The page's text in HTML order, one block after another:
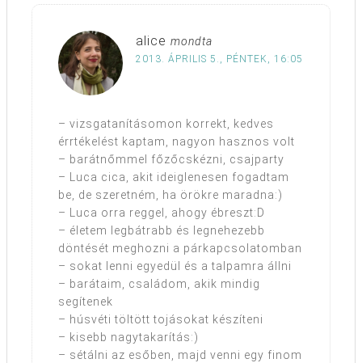
alice mondta
2013. ÁPRILIS 5., PÉNTEK, 16:05
– vizsgatanításomon korrekt, kedves
érrtékelést kaptam, nagyon hasznos volt
– barátnőmmel főzőcskézni, csajparty
– Luca cica, akit ideiglenesen fogadtam
be, de szeretném, ha örökre maradna:)
– Luca orra reggel, ahogy ébreszt:D
– életem legbátrabb és legnehezebb
döntését meghozni a párkapcsolatomban
– sokat lenni egyedül és a talpamra állni
– barátaim, családom, akik mindig
segítenek
– húsvéti töltött tojásokat készíteni
– kisebb nagytakarítás:)
– sétálni az esőben, majd venni egy finom